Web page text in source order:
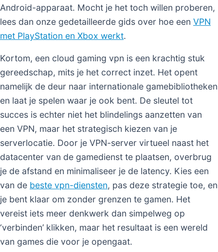
Android-apparaat. Mocht je het toch willen proberen,
lees dan onze gedetailleerde gids over hoe een VPN
met PlayStation en Xbox werkt.
Kortom, een cloud gaming vpn is een krachtig stuk
gereedschap, mits je het correct inzet. Het opent
namelijk de deur naar internationale gamebibliotheken
en laat je spelen waar je ook bent. De sleutel tot
succes is echter niet het blindelings aanzetten van
een VPN, maar het strategisch kiezen van je
serverlocatie. Door je VPN-server virtueel naast het
datacenter van de gamedienst te plaatsen, overbrug
je de afstand en minimaliseer je de latency. Kies een
van de beste vpn-diensten, pas deze strategie toe, en
je bent klaar om zonder grenzen te gamen. Het
vereist iets meer denkwerk dan simpelweg op
‘verbinden’ klikken, maar het resultaat is een wereld
van games die voor je opengaat.